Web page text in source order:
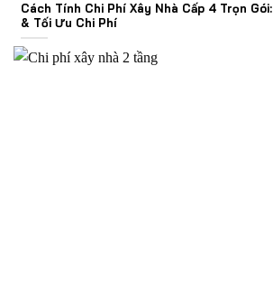
Cách Tính Chi Phí Xây Nhà Cấp 4 Trọn
& Tối Ưu Chi Phí